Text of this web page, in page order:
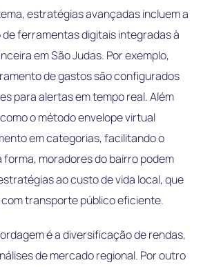
estratégias avançadas incluem a
ferramentas digitais integradas à
em São Judas. Por exemplo,
de gastos são configurados
para alertas em tempo real. Além
o método envelope virtual
em categorias, facilitando o
forma, moradores do bairro podem
ao custo de vida local, que
transporte público eficiente.
é a diversificação de rendas,
de mercado regional. Por outro